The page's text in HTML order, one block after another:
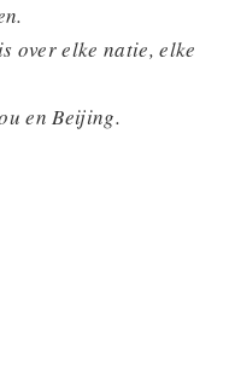
over elke natie, elke
en Beijing.